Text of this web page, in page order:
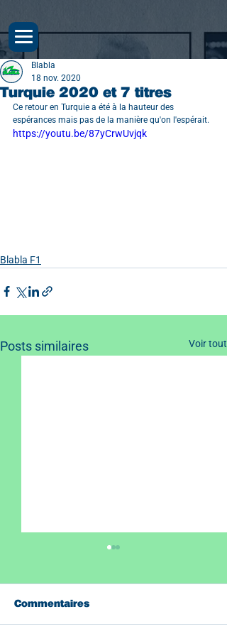
Turquie 2020 et 7 titres
Blabla
18 nov. 2020
Ce retour en Turquie a été à la hauteur des
espérances mais pas de la manière qu'on l'espérait.
https://youtu.be/87yCrwUvjqk
Blabla F1
Posts similaires Voir tout
Commentaires